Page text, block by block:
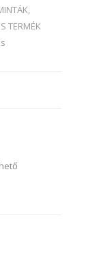
,
TERMÉK